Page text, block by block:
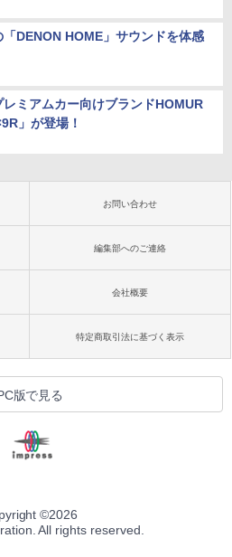
DENON HOME」サウンドを体感
レミアムカー向けブランドHOMUR
」が登場！
お問い合わせ
編集部へのご連絡
会社概要
特定商取引法に基づく表示
版で見る
©2026
All rights reserved.